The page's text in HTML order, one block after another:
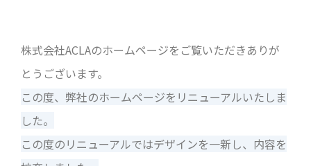
株式会社ACLAのホームページをご覧いただきありが
とうございます。
この度、弊社のホームページをリニューアルいたしま
した。
この度のリニューアルではデザインを一新し、内容を